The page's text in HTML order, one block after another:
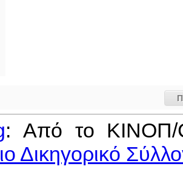
: Από το
Δικηγορικό